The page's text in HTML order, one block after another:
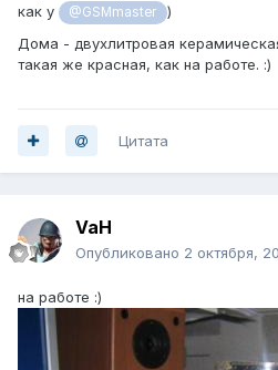
как у
@GSMmaster
)
Дома - двухлитровая
такая же красная, как на работе. :)
Цитата
VaH
Опубликовано 2 октября,
на работе :)